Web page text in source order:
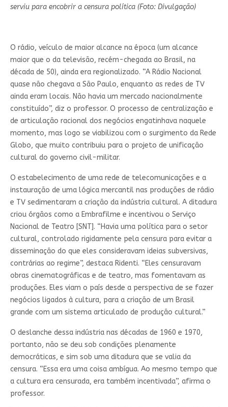
serviu para encobrir a censura política (Foto: Divulgação)
O rádio, veículo de maior alcance na época (um alcance
maior que o da televisão, recém-chegada ao Brasil, na
década de 50), ainda era regionalizado. “A Rádio Nacional
quase não chegava a São Paulo, enquanto as redes de TV
ainda eram locais. Não havia um mercado nacionalmente
constituído”, diz o professor. O processo de centralização e
de articulação racional dos negócios engatinhava naquele
momento, mas logo se viabilizou com o surgimento da Rede
Globo, que muito contribuiu para o projeto de unificação
cultural do governo civil-militar.
O estabelecimento de uma rede de telecomunicações e a
instauração de uma lógica mercantil nas produções de rádio
e TV sedimentaram a criação da indústria cultural. A ditadura
criou órgãos como a Embrafilme e incentivou o Serviço
Nacional de Teatro [SNT]. “Havia uma política para o setor
cultural, controlado rigidamente pela censura para evitar a
disseminação do que eles consideravam ideias subversivas,
contrárias ao regime”, destaca Ridenti. “Eles censuravam
obras cinematográficas e de teatro, mas fomentavam as
produções. Eles viam o país desde a perspectiva de se fazer
negócios ligados à cultura, para a criação de um Brasil
grande com um sistema articulado de produção cultural.”
O deslanche dessa indústria nas décadas de 1960 e 1970,
portanto, não se deu sob condições plenamente
democráticas, e sim sob uma ditadura que se valia da
censura. “Essa era uma coisa ambígua. Ao mesmo tempo que
a cultura era censurada, era também incentivada”, afirma o
professor.